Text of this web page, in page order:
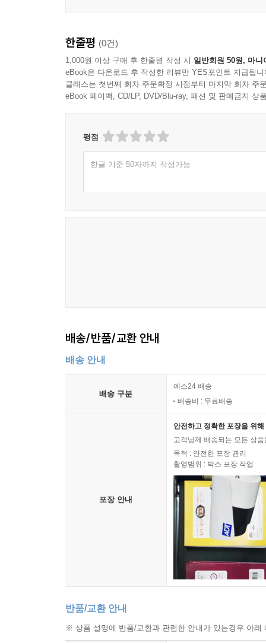
한줄평 (0건)
1,000원 이상 구매 후 한줄평 작성 시 일반회원 50원, 마니
eBook은 다운로드 후 작성한 리뷰만 YES포인트 지급됩니
클래스는 첫번째 회차 주문확정 시점부터 마지막 회차 주
eBook 페이백, CD/LP, DVD/Blu-ray, 패션 및 판매금지 상
평점
한글 기준 50자까지 작성가능
배송/반품/교환 안내
배송 안내
배송 구분
예스24 배송
배송비 : 무료배송
포장 안내
안전하고 정확한 포장을 위
고객님께 배송되는 모든 상
목적 : 안전한 포장 관리
촬영범위 : 박스 포장 작업
반품/교환 안내
※ 상품 설명에 반품/교환과 관련한 안내가 있는경우 아